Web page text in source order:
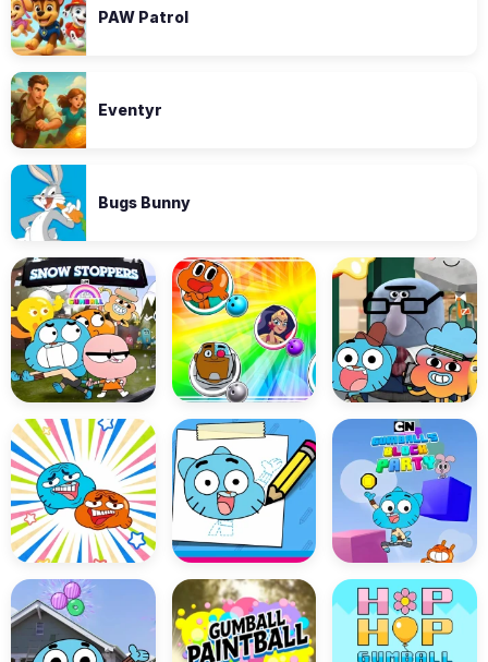
PAW Patrol
Eventyr
Bugs Bunny